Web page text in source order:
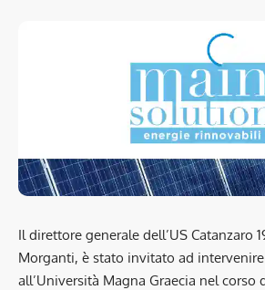
Il direttore generale dell’US Catanzaro
Morganti, è stato invitato ad
all’Università Magna Graecia nel corso